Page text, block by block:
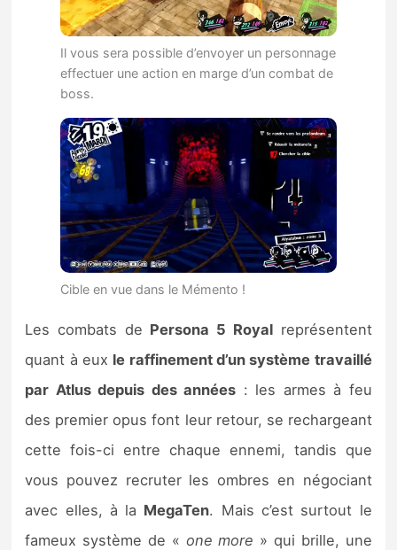
Il vous sera possible d’envoyer un personnage
effectuer une action en marge d’un combat de
boss.
Cible en vue dans le Mémento !
Les combats de Persona 5 Royalreprésentent
quant à eux le raffinement d’un système travaillé
par Atlus depuis des années : les armes à feu
des premier opus font leur retour, se rechargeant
cette fois-ci entre chaque ennemi, tandis que
vous pouvez recruter les ombres en négociant
avec elles, à la MegaTen. Mais c’est surtout le
fameux système de « one more » qui brille, une